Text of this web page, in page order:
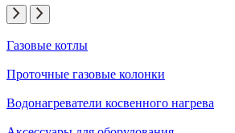
Газовые котлы
Проточные газовые колонки
Водонагреватели косвенного нагрева